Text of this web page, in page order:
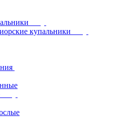
купальники